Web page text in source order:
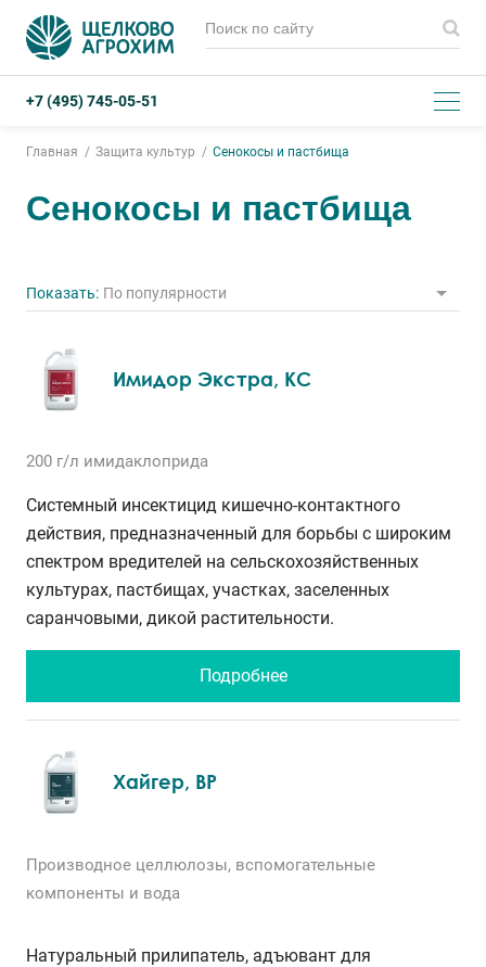
+7 (495) 745-05-51
Главная Защита культур Сенокосы и пастбища
Сенокосы и пастбища
Показать: По популярности
Имидор Экстра, КС
200 г/л имидаклоприда
Системный инсектицид кишечно-контактного
действия, предназначенный для борьбы с широким
спектром вредителей на сельскохозяйственных
культурах, пастбищах, участках, заселенных
саранчовыми, дикой растительности.
Подробнее
Хайгер, ВР
Производное целлюлозы, вспомогательные
компоненты и вода
Натуральный прилипатель, адъювант для